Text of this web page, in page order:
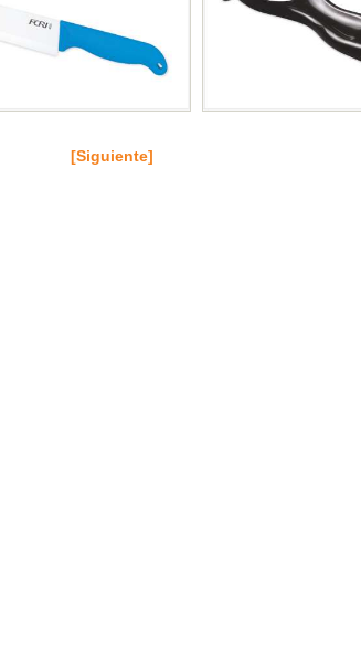
[Siguiente]